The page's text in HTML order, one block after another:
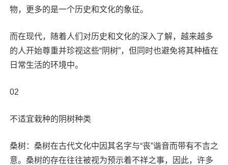
物，更多的是一个历史和文化的象征。
而在现代，随着人们对历史和文化的深入了解，越来越多
的人开始尊重并珍视这些“阴树”，但同时也避免将其种植在
日常生活的环境中。
02
不适宜栽种的阴树种类
桑树：桑树在古代文化中因其名字与“丧”谐音而带有不吉之
意。桑树的存在往往被视为预示着不祥之事，因此，许多